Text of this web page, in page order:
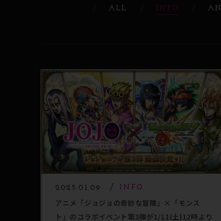
ALL INFO
2025.01.09 INFO
アニメ「ジョジョの奇妙な冒険」×「モンス
ト」のコラボイベント第3弾が1/11(土)12時より